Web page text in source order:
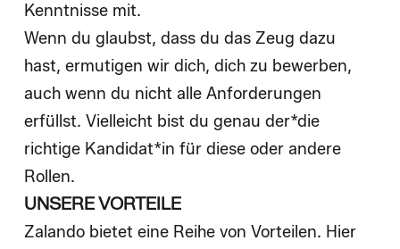
Kenntnisse mit.
Wenn du glaubst, dass du das Zeug dazu
hast, ermutigen wir dich, dich zu bewerben,
auch wenn du nicht alle Anforderungen
erfüllst. Vielleicht bist du genau der*die
richtige Kandidat*in für diese oder andere
Rollen.
UNSERE VORTEILE
Zalando bietet eine Reihe von Vorteilen. Hier